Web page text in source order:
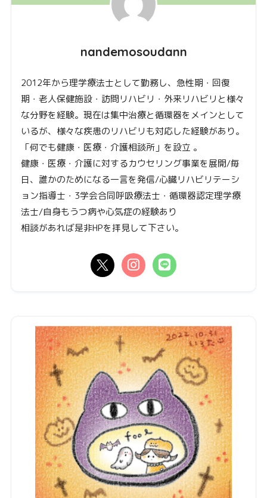
nandemosoudann
2012年から理学療法士として勤務し、急性期・回復
期・老人保健施設・訪問リハビリ・外来リハビリと様々
な分野を経験。現在は集中治療と循環器をメインとして
いるが、様々な疾患のリハビリも対応した経験があり。
「何でも健康・医療・介護相談所」を設立 。
健康・医療・介護に対するカウセリング事業を展開/毎
日、誰かのためになる一言を発信/心臓リハビリテーシ
ョン指導士・3学会合同呼吸療法士・循環器認定理学療
法士/自身もうつ病や心気症の経験あり
相談があれば是非HPを拝見して下さい。